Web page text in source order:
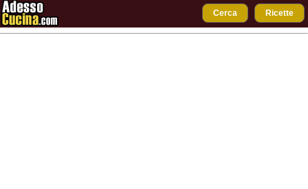
Cerca Ricette